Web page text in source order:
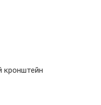
кронштейн